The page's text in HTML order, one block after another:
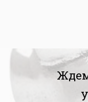
Ждем